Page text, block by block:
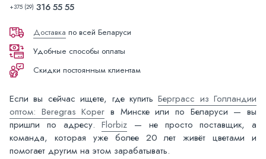
+375 (29) 316 55 55
Доставка по всей Беларуси
Удобные способы оплаты
Скидки постоянным клиентам
Если вы сейчас ищете, где купитьБерграсс из Голландии
оптом: Beregras Koper в Минске или по Беларуси — вы
пришли по адресу.Florbiz — не просто поставщик, а
команда, которая уже более 20 лет живёт цветами и
помогает другим на этом зарабатывать.